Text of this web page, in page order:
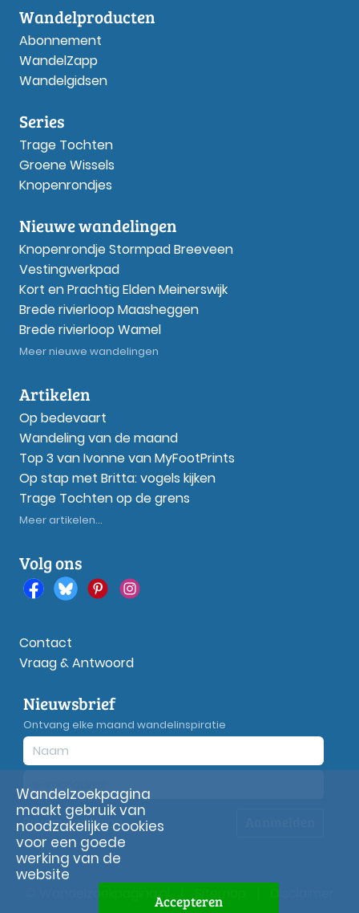
Wandelproducten
Abonnement
WandelZapp
Wandelgidsen
Series
Trage Tochten
Groene Wissels
Knopenrondjes
Nieuwe wandelingen
Knopenrondje Stormpad Breeveen
Vestingwerkpad
Kort en Prachtig Elden Meinerswijk
Brede rivierloop Maasheggen
Brede rivierloop Wamel
Meer nieuwe wandelingen
Artikelen
Op bedevaart
Wandeling van de maand
Top 3 van Ivonne van MyFootPrints
Op stap met Britta: vogels kijken
Trage Tochten op de grens
Meer artikelen...
Volg ons
Contact
Vraag & Antwoord
Nieuwsbrief
Ontvang elke maand wandelinspiratie
Privacyverklaring
© Wandelzoekpagina.nl
Wandelzoekpagina
maakt gebruik van
noodzakelijke cookies
voor een goede
werking van de
website
Accepteren